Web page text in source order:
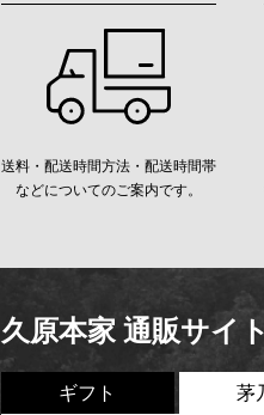
送料・配送時間方法・配送時間帯
などについてのご案内です。
久原本家 通販サイト
ギフト 茅